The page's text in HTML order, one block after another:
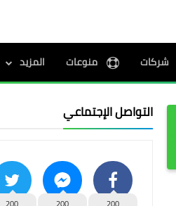
شركات منوعات المزيد
التواصل الإجتماعي